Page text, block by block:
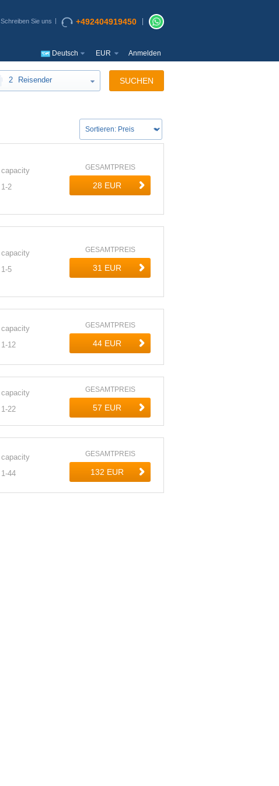
Schreiben Sie uns +492404919450
Deutsch EUR Anmelden
2 Reisender SUCHEN
capacity
1-2
GESAMTPREIS
capacity
1-5
GESAMTPREIS
capacity
1-12
GESAMTPREIS
capacity
1-22
GESAMTPREIS
capacity
1-44
GESAMTPREIS